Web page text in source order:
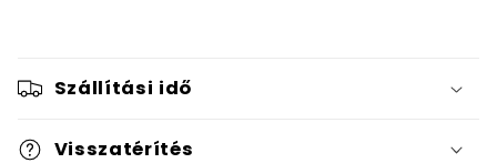
Szállítási idő
Visszatérítés